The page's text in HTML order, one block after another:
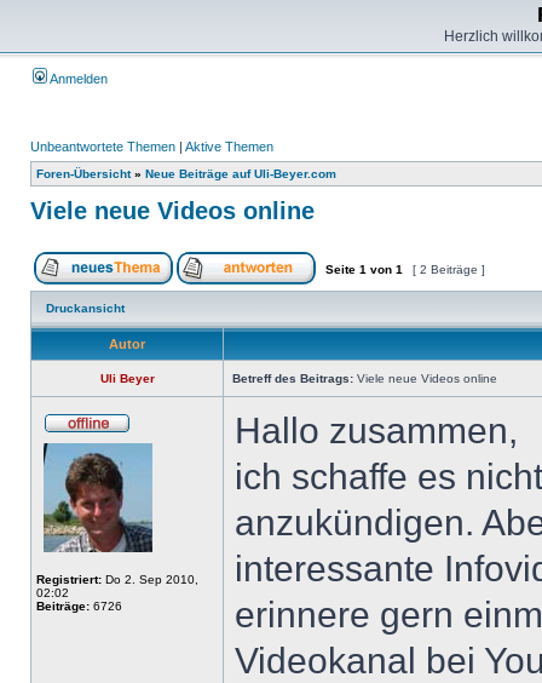
Herzlich
Anmelden
Unbeantwortete Themen | Aktive Themen
Foren-Übersicht» Neue Beiträge auf Uli-Beyer.com
Viele neue Videos online
Seite 1 von 1 [ 2 Beiträge ]
Druckansicht
Autor
Uli Beyer Betreff des Beitrags: Viele neue Videos online
Registriert: Do 2. Sep 2010,
02:02
Beiträge: 6726
Hallo zusammen,
ich schaffe es
anzukündigen.
interessante
erinnere gern
Videokanal bei